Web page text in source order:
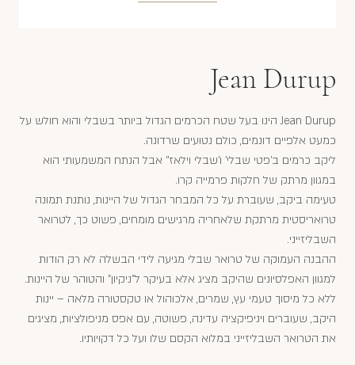
Jean Durup
Jean Durup הינו בעל שטח הכרמים הגדול ביותר בשבלי והוא חולש על
כמעט אלפיים דונמים, כולם נטועים שרדונה.
ליקב כרמים ב'פטי שבלי' ו'שבלי וילאז'' אבל הנתח המשמעותי הוא
במגוון מרתק של חלקות פרמייה קרו.
טעימה ביקב, שעוברת על כל המבחר הגדול של היינות, נותנת תמונה
טרואריסטית מרתקת שלאחריה מרגישים מומחים, פשוט כך, לטרואר
השבליזייני.
ההבנה העמוקה של טרואר שבלי מגיעה לידי הבשלה לא רק הודות
למגוון האפלסיונים שהיקב מציג אלא בעיקר ל"ניקיון" והטוהר של היינות.
ללא כל מיסוך טעמי עץ, שמרים, אלכוהול או טקסטורה מלאה – יינות
היקב, שעוברים ויניפיקציה עדינה, פשוטה, עם אפס מניפולציות, מציגים
את הטרואר השבליזייני במלוא הקסם שלו ועל כל דקויותיו.